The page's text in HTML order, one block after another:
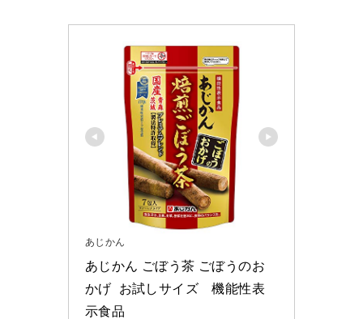
あじかん
あじかん ごぼう茶 ごぼうのお
かげ  お試しサイズ　機能性表
示食品